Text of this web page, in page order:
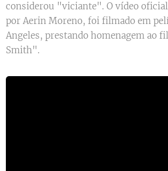
considerou "viciante". O vídeo
por Aerin Moreno, foi filmado em
Angeles, prestando homenagem ao
Smith".